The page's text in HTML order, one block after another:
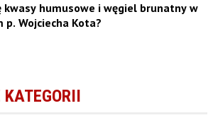
kwasy humusowe i węgiel brunatny w
Wojciecha Kota?